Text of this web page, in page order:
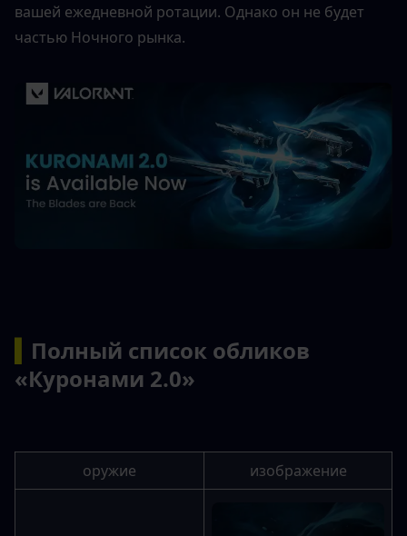
вашей ежедневной ротации. Однако он не будет
частью Ночного рынка.
Полный список обликов
«Куронами 2.0»
оружие изображение